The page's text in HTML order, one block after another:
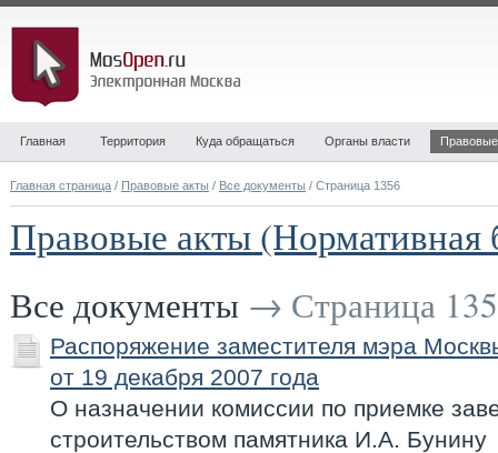
Главная Территория Куда обращаться Органы власти
Главная страница / Правовые акты / Все документы / Страница 1356
Правовые акты (Нормативная
Все документы → Страница
Распоряжение заместителя мэра
от 19 декабря 2007 года
О назначении комиссии по приемке
строительством памятника И.А. Бунину